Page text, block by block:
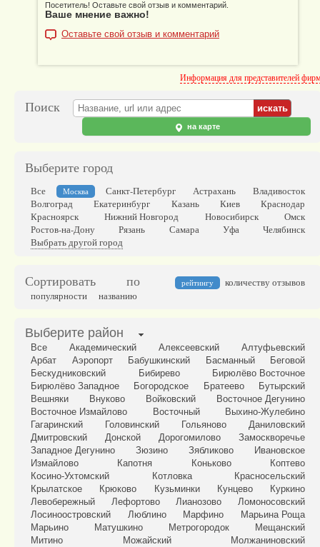
Посетитель! Оставьте свой отзыв и комментарий.
Ваше мнение важно!
Оставьте свой отзыв и комментарий
Информация для представителей
Поиск
на карте
Выберите город
Все Москва Санкт-Петербург Астрахань
Владивосток
Волгоград
Екатеринбург Казань Киев
Краснодар
Красноярск
Нижний Новгород Новосибирск
Омск
Ростов-на-Дону
Рязань Самара Уфа
Челябинск
Выбрать другой город
Сортировать по рейтингу
количеству отзывов
популярности
названию
Выберите район
Все Академический Алексеевский
Алтуфьевский
Арбат
Аэропорт Бабушкинский Басманный
Беговой
Бескудниковский
Бибирево
Бирюлёво Восточное
Бирюлёво Западное
Богородское Братеево
Бутырский
Вешняки
Внуково Войковский
Восточное Дегунино
Восточное Измайлово
Восточный
Выхино-Жулебино
Гагаринский
Головинский Гольяново
Даниловский
Дмитровский
Донской Дорогомилово
Замоскворечье
Западное Дегунино
Зюзино Зябликово
Ивановское
Измайлово
Капотня Коньково
Коптево
Косино-Ухтомский
Котловка
Красносельский
Крылатское
Крюково Кузьминки Кунцево
Куркино
Левобережный
Лефортово Лианозово
Ломоносовский
Лосиноостровский
Люблино Марфино
Марьина Роща
Марьино
Матушкино Метрогородок
Мещанский
Митино
Можайский
Молжаниновский